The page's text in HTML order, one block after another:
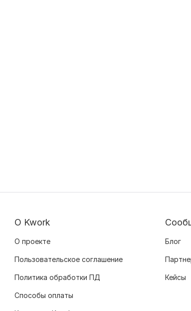
О Kwork
О проекте
Пользовательское соглашение
Политика обработки ПД
Способы оплаты
Блог
Кейсы